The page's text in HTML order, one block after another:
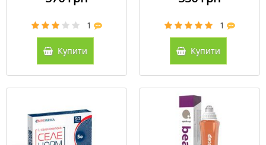
1
Купити
1
Купити